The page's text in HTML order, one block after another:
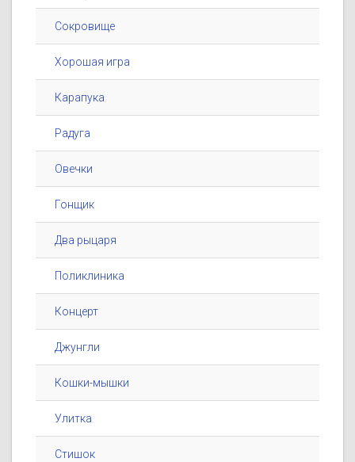
Сокровище
Хорошая игра
Карапука
Радуга
Овечки
Гонщик
Два рыцаря
Поликлиника
Концерт
Джунгли
Кошки-мышки
Улитка
Стишок